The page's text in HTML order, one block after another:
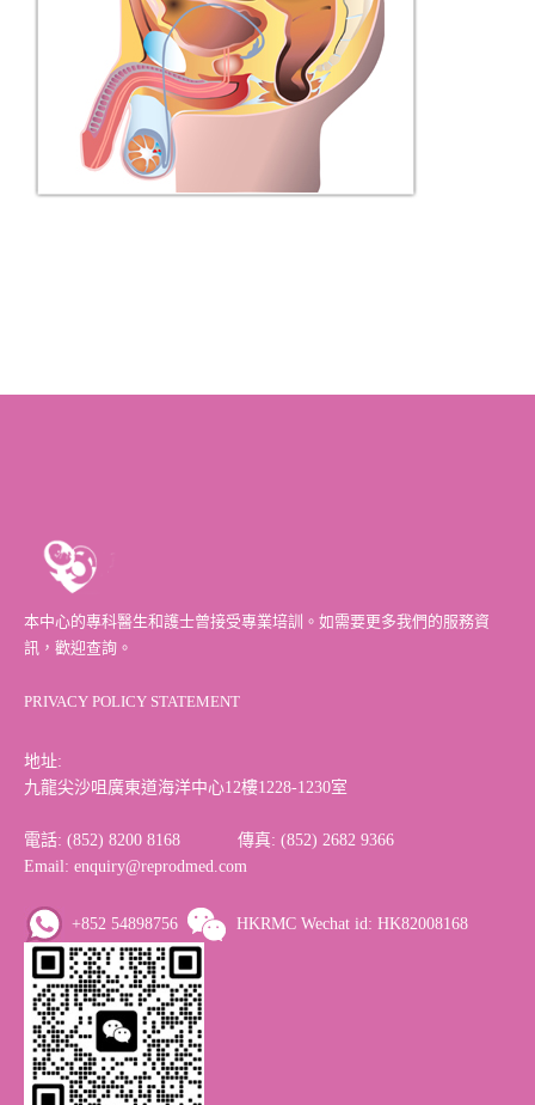
本中心的專科醫生和護士曾接受專業培訓。如需要更多我們的服務資
訊，歡迎查詢。
PRIVACY POLICY STATEMENT
地址:
九龍尖沙咀廣東道海洋中心12樓1228-1230室
電話: (852) 8200 8168 傳真: (852) 2682 9366
Email: enquiry@reprodmed.com
+852 54898756 HKRMC Wechat id: HK82008168